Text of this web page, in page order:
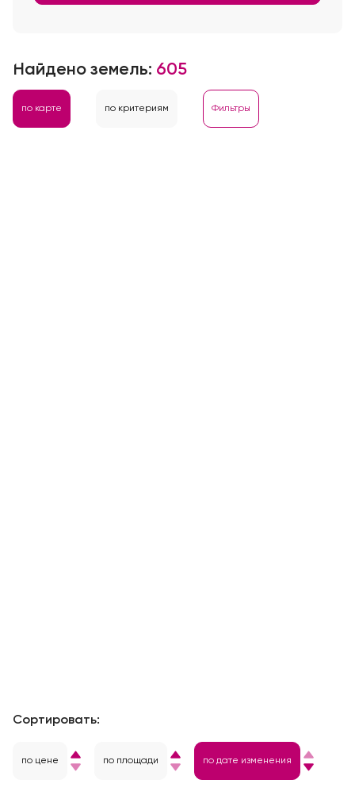
Найдено земель: 605
по карте по критериям Фильтры
Сортировать:
по цене по площади по дате изменения